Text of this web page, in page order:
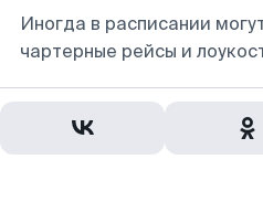
Иногда в расписании
чартерные рейсы и